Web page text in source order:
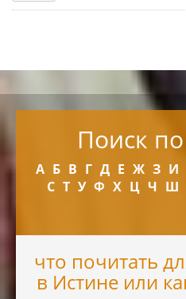
Поиск
А Б В Г Д Е Ж З И
С Т У Ф Х Ц Ч Ш
что почитать
в Истине или